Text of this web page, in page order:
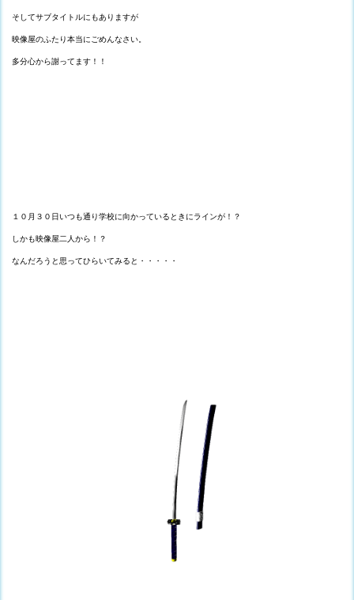
そしてサブタイトルにもありますが
映像屋のふたり本当にごめんなさい。
多分心から謝ってます！！
１０月３０日いつも通り学校に向かっているときにラインが！？
しかも映像屋二人から！？
なんだろうと思ってひらいてみると・・・・・